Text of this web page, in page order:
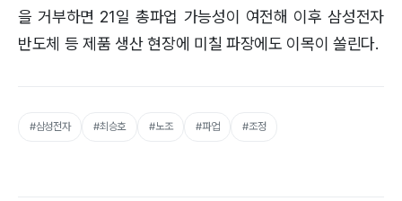
을 거부하면 21일 총파업 가능성이 여전해 이후 삼성전자
반도체 등 제품 생산 현장에 미칠 파장에도 이목이 쏠린다.
#삼성전자 #최승호 #노조 #파업 #조정